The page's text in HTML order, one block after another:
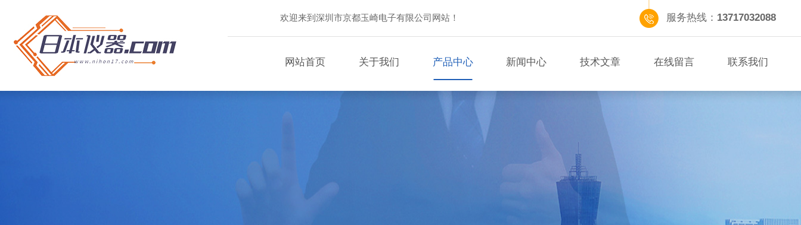
欢迎来到深圳市京都玉崎电子有限公司网站！ 服务热线： 13717032088
网站首页 关于我们 产品中心 新闻中心 技术文章 在线留言 联系我们